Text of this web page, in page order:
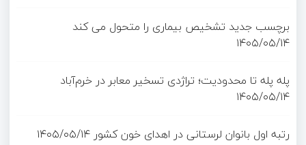
برچسب جدید تشخیص بیماری را متحول می کند
۱۴۰۵/۰۵/۱۴
پله پله تا محدودیت؛ تراژدی تسخیر معابر در خرم‌آباد
۱۴۰۵/۰۵/۱۴
رتبه اول بانوان لرستانی در اهدای خون کشور ۱۴۰۵/۰۵/۱۴